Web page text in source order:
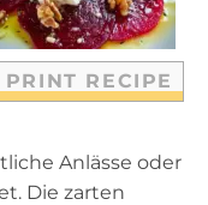
PRINT RECIPE
Anlässe oder
Die zarten